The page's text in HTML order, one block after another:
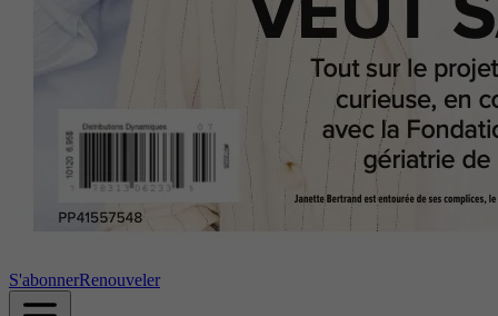
S'abonnerRenouveler